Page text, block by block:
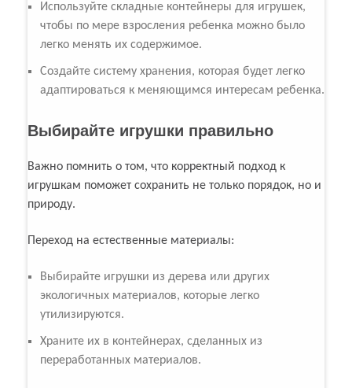
Используйте складные контейнеры для игрушек,
чтобы по мере взросления ребенка можно было
легко менять их содержимое.
Создайте систему хранения, которая будет легко
адаптироваться к меняющимся интересам ребенка.
Выбирайте игрушки правильно
Важно помнить о том, что корректный подход к
игрушкам поможет сохранить не только порядок, но и
природу.
Переход на естественные материалы:
Выбирайте игрушки из дерева или других
экологичных материалов, которые легко
утилизируются.
Храните их в контейнерах, сделанных из
переработанных материалов.